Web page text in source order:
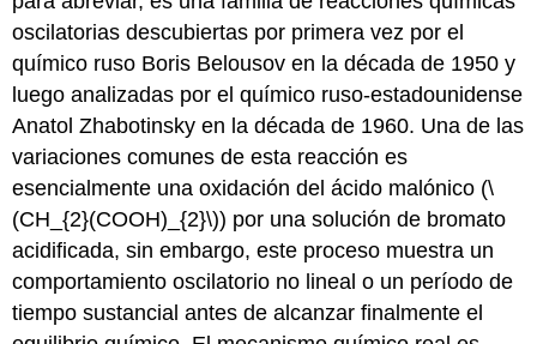
oscilatorias descubiertas por primera vez por el
químico ruso Boris Belousov en la década de 1950 y
luego analizadas por el químico ruso-estadounidense
Anatol Zhabotinsky en la década de 1960. Una de las
variaciones comunes de esta reacción es
esencialmente una oxidación del ácido malónico (\
(CH_{2}(COOH)_{2}\)) por una solución de bromato
acidificada, sin embargo, este proceso muestra un
comportamiento oscilatorio no lineal o un período de
tiempo sustancial antes de alcanzar finalmente el